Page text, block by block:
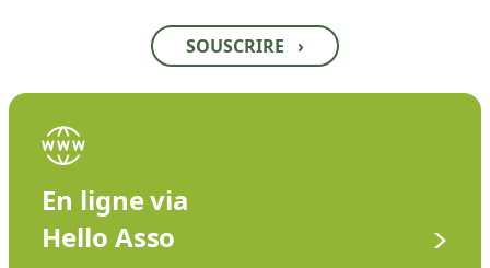
SOUSCRIRE ›
En ligne via
Hello Asso